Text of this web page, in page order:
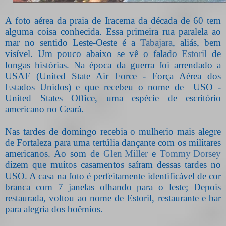
A foto aérea da praia de Iracema da década de 60 tem
alguma coisa conhecida. Essa primeira rua paralela ao
mar no sentido Leste-Oeste é a Tabajara, aliás, bem
visível. Um pouco abaixo se vê o faladoEstoril de
longas histórias. Na época da guerra foi arrendado a
USAF (United State Air Force - Força Aérea dos
Estados Unidos) e que recebeu o nome de
USO -
United States Office, uma espécie de escritório
americano no Ceará.
Nas tardes de domingo recebia o mulherio mais alegre
de Fortaleza para uma tertúlia dançante com os militares
americanos. Ao som de Glen Miller e Tommy Dorsey
dizem que muitos casamentos saíram dessas tardes no
USO. A casa na foto é perfeitamente identificável de cor
branca com 7 janelas olhando para o leste; Depois
restaurada, voltou ao nome de Estoril, restaurante e bar
para alegria dos boêmios.